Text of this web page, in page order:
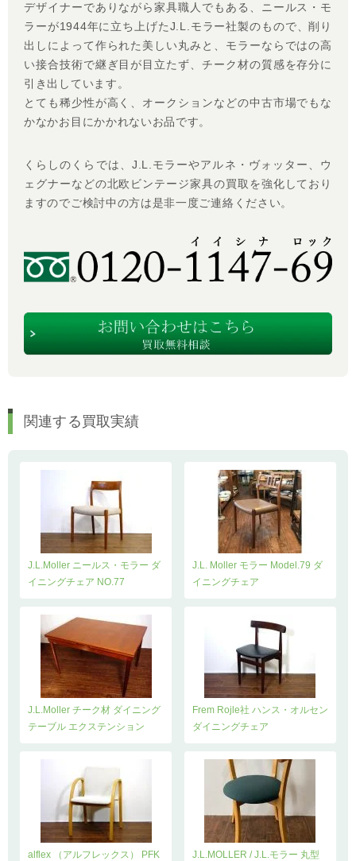
デザイナーでありながら家具職人でもある、ニールス・モ
ラーが1944年に立ち上げたJ.L.モラー社製のもので、削り
出しによって作られた美しい丸みと、モラーならではの高
い接合技術で継ぎ目が目立たず、チーク材の質感を存分に
引き出しています。
とても稀少性が高く、オークションなどの中古市場でもな
かなかお目にかかれないお品です。
くらしのくらでは、J.L.モラーやアルネ・ヴォッター、ウ
ェグナーなどの北欧ビンテージ家具の買取を強化しており
ますのでご検討中の方は是非一度ご連絡ください。
関連する買取実績
J.L.Moller ニールス・モラー ダ
イニングチェア NO.77
J.L. Moller モラー Model.79 ダ
イニングチェア
J.L.Moller チーク材 ダイニング
テーブル エクステンション
Frem Rojle社 ハンス・オルセン
ダイニングチェア
alflex （アルフレックス） PFK
J.L.MOLLER / J.L.モラー 丸型